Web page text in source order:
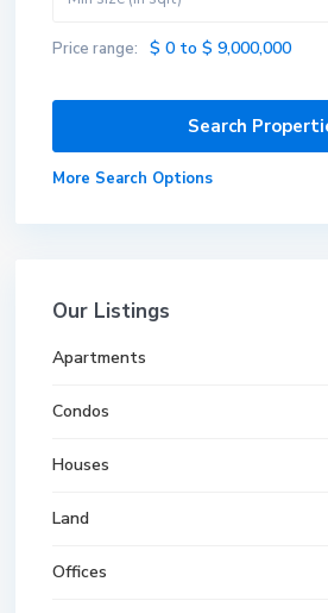
Price range: $ 0 to $ 9,000,000
More Search Options
Our Listings
Apartments
Condos
Houses
Land
Offices